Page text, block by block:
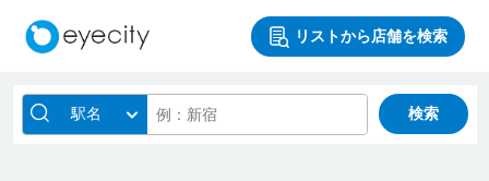
リストから店舗を検索
駅名 検索